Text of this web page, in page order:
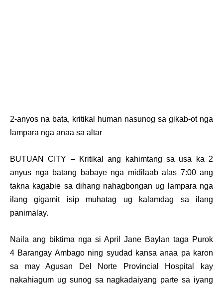
2-anyos na bata, kritikal human nasunog sa gikab-ot nga
lampara nga anaa sa altar
BUTUAN CITY – Kritikal ang kahimtang sa usa ka 2
anyus nga batang babaye nga midilaab alas 7:00 ang
takna kagabie sa dihang nahagbongan ug lampara nga
ilang gigamit isip muhatag ug kalamdag sa ilang
panimalay.
Naila ang biktima nga si April Jane Baylan taga Purok
4 Barangay Ambagoning syudad kansa anaa pa karon
sa may Agusan Del Norte Provincial Hospital kay
nakahiagum ug sunog sa nagkadaiyang parte sa iyang